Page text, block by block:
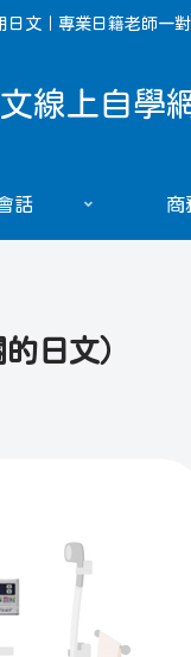
日文｜專業日籍老師一
線上自學
話 商
日文）